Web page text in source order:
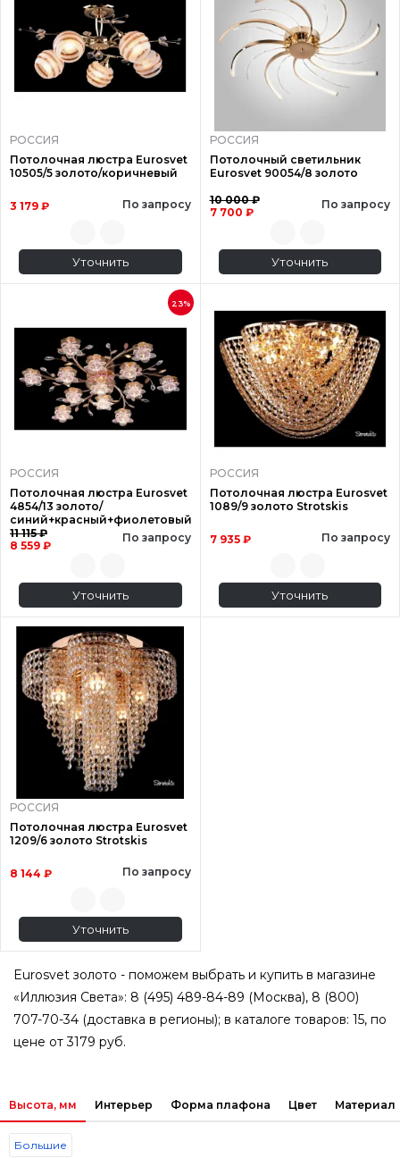
РОССИЯ
Потолочная люстра Eurosvet
10505/5 золото/коричневый
3 179 ₽ По запросу
Уточнить
РОССИЯ
Потолочный светильник
Eurosvet 90054/8 золото
10 000 ₽
7 700 ₽
По запросу
Уточнить
23%
РОССИЯ
Потолочная люстра Eurosvet
4854/13 золото/
синий+красный+фиолетовый
11 115 ₽
8 559 ₽
По запросу
Уточнить
РОССИЯ
Потолочная люстра Eurosvet
1089/9 золото Strotskis
7 935 ₽ По запросу
Уточнить
РОССИЯ
Потолочная люстра Eurosvet
1209/6 золото Strotskis
8 144 ₽ По запросу
Уточнить
Eurosvet золото - поможем выбрать и купить в магазине
«Иллюзия Света»: 8 (495) 489-84-89 (Москва), 8 (800)
707-70-34 (доставка в регионы); в каталоге товаров: 15, по
цене от 3179 руб.
Высота, мм Интерьер Форма плафона Цвет Материал
Большие